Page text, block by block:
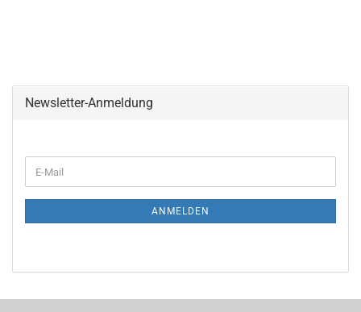
Newsletter-Anmeldung
ANMELDEN